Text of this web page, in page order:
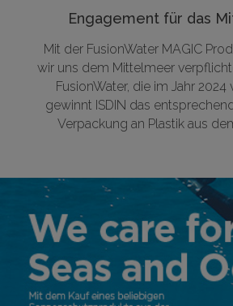
Engagement für das
Mit der FusionWater MAGIC
wir uns dem Mittelmeer
FusionWater, die im Jahr 2024
gewinnt ISDIN das
Verpackung an Plastik aus